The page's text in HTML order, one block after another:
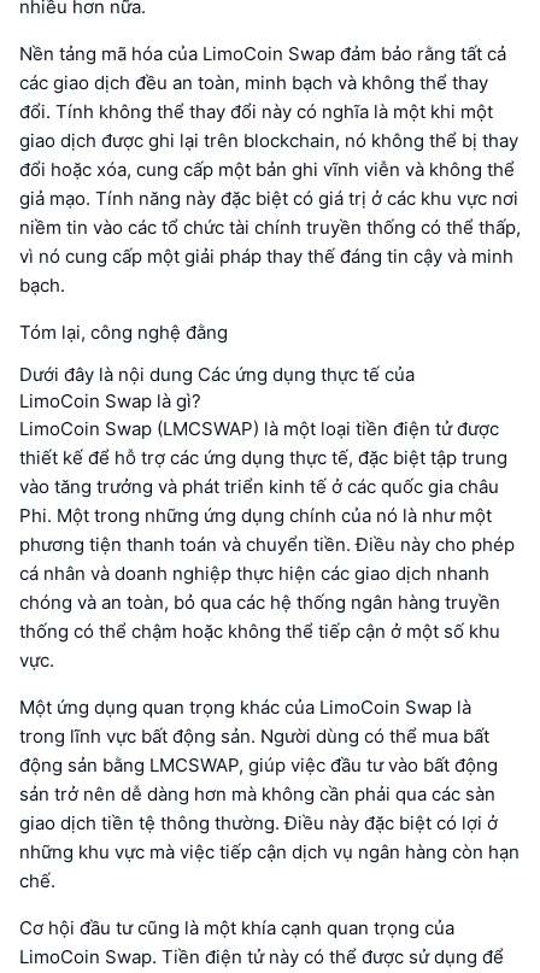
nhiều hơn nữa.
Nền tảng mã hóa của LimoCoin Swap đảm bảo rằng tất cả
các giao dịch đều an toàn, minh bạch và không thể thay
đổi. Tính không thể thay đổi này có nghĩa là một khi một
giao dịch được ghi lại trên blockchain, nó không thể bị thay
đổi hoặc xóa, cung cấp một bản ghi vĩnh viễn và không thể
giả mạo. Tính năng này đặc biệt có giá trị ở các khu vực nơi
niềm tin vào các tổ chức tài chính truyền thống có thể thấp,
vì nó cung cấp một giải pháp thay thế đáng tin cậy và minh
bạch.
Tóm lại, công nghệ đằng
Dưới đây là nội dung Các ứng dụng thực tế của
LimoCoin Swap là gì?
LimoCoin Swap (LMCSWAP) là một loại tiền điện tử được
thiết kế để hỗ trợ các ứng dụng thực tế, đặc biệt tập trung
vào tăng trưởng và phát triển kinh tế ở các quốc gia châu
Phi. Một trong những ứng dụng chính của nó là như một
phương tiện thanh toán và chuyển tiền. Điều này cho phép
cá nhân và doanh nghiệp thực hiện các giao dịch nhanh
chóng và an toàn, bỏ qua các hệ thống ngân hàng truyền
thống có thể chậm hoặc không thể tiếp cận ở một số khu
vực.
Một ứng dụng quan trọng khác của LimoCoin Swap là
trong lĩnh vực bất động sản. Người dùng có thể mua bất
động sản bằng LMCSWAP, giúp việc đầu tư vào bất động
sản trở nên dễ dàng hơn mà không cần phải qua các sàn
giao dịch tiền tệ thông thường. Điều này đặc biệt có lợi ở
những khu vực mà việc tiếp cận dịch vụ ngân hàng còn hạn
chế.
Cơ hội đầu tư cũng là một khía cạnh quan trọng của
LimoCoin Swap. Tiền điện tử này có thể được sử dụng để